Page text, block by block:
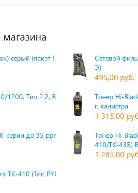
серый (пакет П
Сетевой
Э)
495,00 руб.
1200, Тип 2.2, Bk,
Тонер Hi-
г, канистра
1 315,00
серии до 35 ppm,
Тонер Hi-
410/TK-435)
1 285,00
TK-410 (Тип PYU